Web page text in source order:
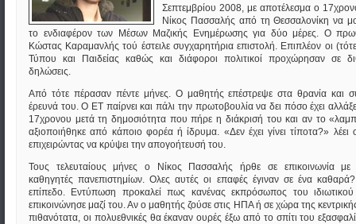
Σεπτεμβρίου 2008, με αποτέλεσμα ο
Νίκος Πασσαλής από τη Θεσσαλονίκη να
το ενδιαφέρον των Μέσων Μαζικής Ενημέρωσης για δύο μέρες. Ο
Κώστας Καραμανλής τού έστειλε συγχαρητήρια επιστολή. Επιπλέον οι
Τύπου και Παιδείας καθώς και διάφοροι πολιτικοί προχώρησαν σε
δηλώσεις.
Από τότε πέρασαν πέντε μήνες. Ο μαθητής επέστρεψε στα θρανία και
έρευνά του. Ο ΕΤ παίρνει και πάλι την πρωτοβουλία να δει πόσο έχει
17χρονου μετά τη δημοσιότητα που πήρε η διάκρισή του και αν το
αξιοποιήθηκε από κάποιο φορέα ή ίδρυμα. «Δεν έχει γίνει τίποτα?»
επιχειρώντας να κρύψει την απογοήτευσή του.
Τους τελευταίους μήνες ο Νίκος Πασσαλής ήρθε σε επικοινωνία με
καθηγητές πανεπιστημίων. Ολες αυτές οι επαφές έγιναν σε ένα
επίπεδο. Εντύπωση προκαλεί πως κανένας εκπρόσωπος του
επικοινώνησε μαζί του. Αν ο μαθητής ζούσε στις ΗΠΑ ή σε χώρα της
πιθανότατα, οι πολυεθνικές θα έκαναν ουρές έξω από το σπίτι του